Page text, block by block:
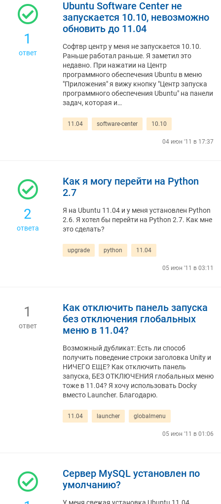
1
ответ
Ubuntu Software Center не
запускается 10.10, невозможно
обновить до 11.04
Софтвр центр у меня не запускается 10.10.
Раньше работал раньше. Я заметил это
недавно. При нажатии на Центр
программного обеспечения Ubuntu в меню
"Приложения" я вижу кнопку "Центр запуска
программного обеспечения Ubuntu" на панели
задач, которая и…
11.04 software-center 10.10
04 июн '11 в 17:37
2
ответа
Как я могу перейти на Python
2.7
Я на Ubuntu 11.04 и у меня установлен Python
2.6. Я хотел бы перейти на Python 2.7. Как мне
это сделать?
upgrade python 11.04
05 июн '11 в 03:11
1
ответ
Как отключить панель запуска
без отключения глобальных
меню в 11.04?
Возможный дубликат: Есть ли способ
получить поведение строки заголовка Unity и
НИЧЕГО ЕЩЕ? Как отключить панель
запуска, БЕЗ ОТКЛЮЧЕНИЯ глобальных меню
тоже в 11.04? Я хочу использовать Docky
вместо Launcher. Благодарю.
11.04 launcher globalmenu
05 июн '11 в 01:06
Сервер MySQL установлен по
умолчанию?